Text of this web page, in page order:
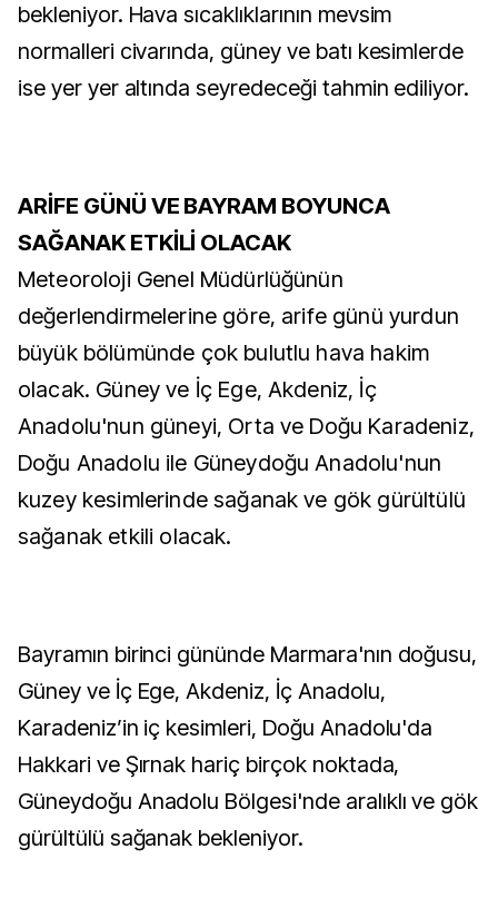
bekleniyor. Hava sıcaklıklarının mevsim
normalleri civarında, güney ve batı kesimlerde
ise yer yer altında seyredeceği tahmin ediliyor.
ARİFE GÜNÜ VE BAYRAM BOYUNCA
SAĞANAK ETKİLİ OLACAK
Meteoroloji Genel Müdürlüğünün
değerlendirmelerine göre, arife günü yurdun
büyük bölümünde çok bulutlu hava hakim
olacak. Güney ve İç Ege, Akdeniz, İç
Anadolu'nun güneyi, Orta ve Doğu Karadeniz,
Doğu Anadolu ile Güneydoğu Anadolu'nun
kuzey kesimlerinde sağanak ve gök gürültülü
sağanak etkili olacak.
Bayramın birinci gününde Marmara'nın doğusu,
Güney ve İç Ege, Akdeniz, İç Anadolu,
Karadeniz’in iç kesimleri, Doğu Anadolu'da
Hakkari ve Şırnak hariç birçok noktada,
Güneydoğu Anadolu Bölgesi'nde aralıklı ve gök
gürültülü sağanak bekleniyor.